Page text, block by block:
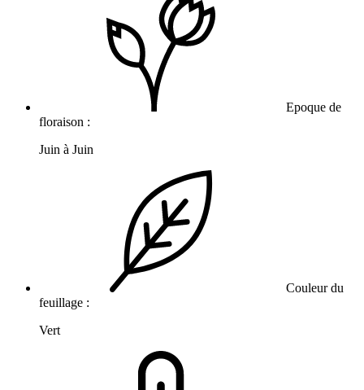
Epoque de
floraison :
Juin à Juin
Couleur du
feuillage :
Vert